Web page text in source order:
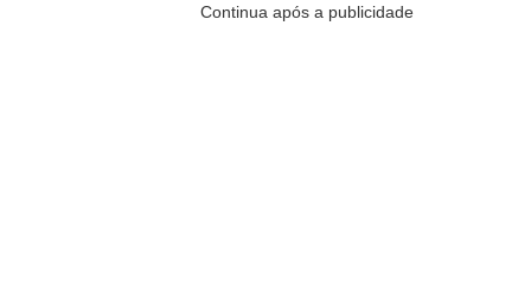
Continua após a publicidade